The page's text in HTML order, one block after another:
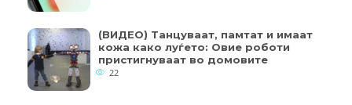
(ВИДЕО) Танцуваат, памтат и имаат
кожа како луѓето: Овие роботи
пристигнуваат во домовите
22